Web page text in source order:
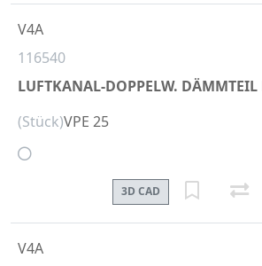
116540
LUFTKANAL-DOPPELW. DÄMMTEIL
V4A
(Stück)VPE 25
3D CAD
V4A